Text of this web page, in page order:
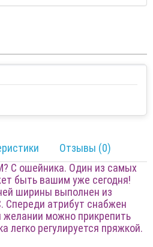
Отзывы (0)
С ошейника. Один из самых
быть вашим уже сегодня!
ширины выполнен из
Спереди атрибут снабжен
желании можно прикрепить
легко регулируется пряжкой.